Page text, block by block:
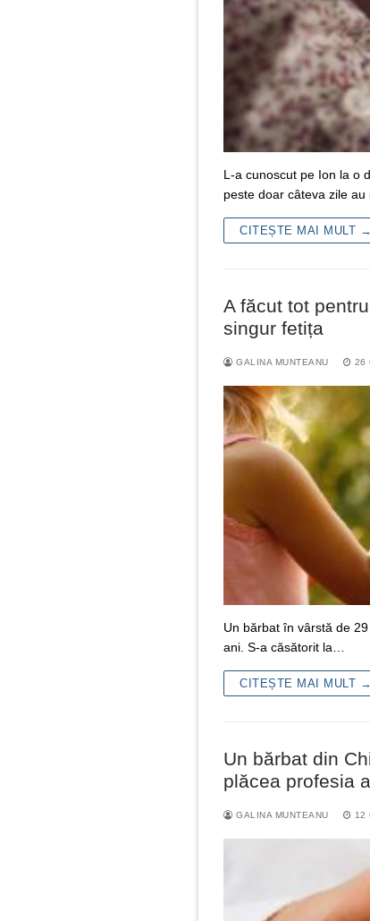
L-a cunoscut pe Ion la o
peste doar câteva zile
CITEȘTE MAI MULT →
A făcut tot
singur fetița
GALINA MUNTEANU 26
Un bărbat în vârstă de
ani. S-a căsătorit la…
CITEȘTE MAI MULT →
Un bărbat din
plăcea profesia
GALINA MUNTEANU 12